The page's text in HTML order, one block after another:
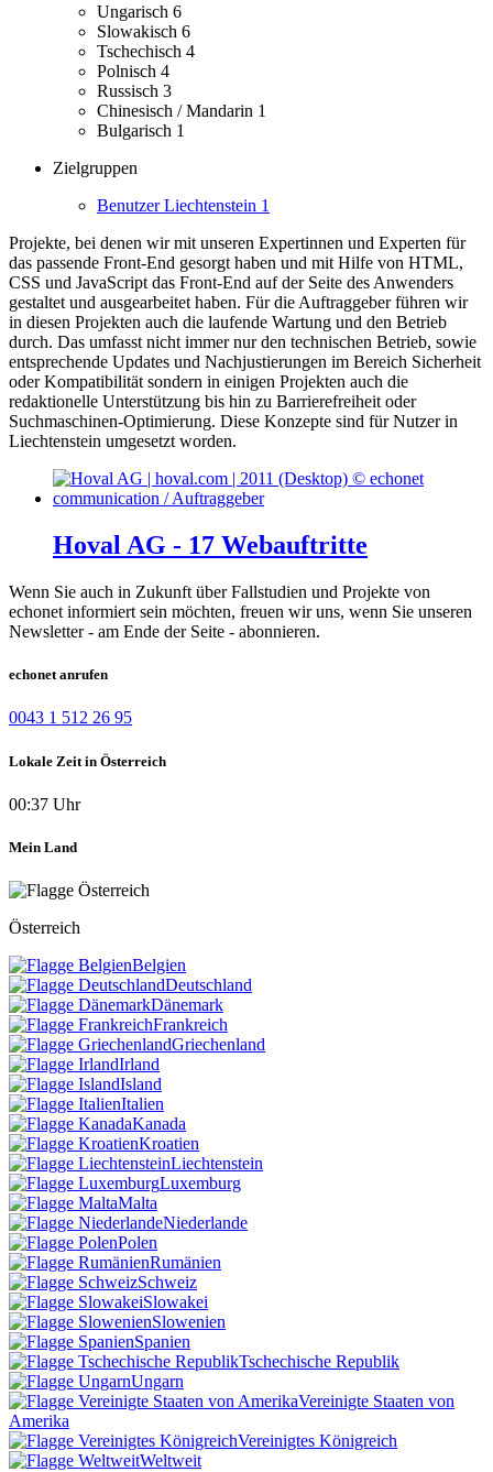
Ungarisch 6
Slowakisch 6
Tschechisch 4
Polnisch 4
Russisch 3
Chinesisch / Mandarin 1
Bulgarisch 1
Zielgruppen
Benutzer Liechtenstein 1
Projekte, bei denen wir mit unseren Expertinnen und Experten für
das passende Front-End gesorgt haben und mit Hilfe von HTML,
CSS und JavaScript das Front-End auf der Seite des Anwenders
gestaltet und ausgearbeitet haben. Für die Auftraggeber führen wir
in diesen Projekten auch die laufende Wartung und den Betrieb
durch. Das umfasst nicht immer nur den technischen Betrieb, sowie
entsprechende Updates und Nachjustierungen im Bereich Sicherheit
oder Kompatibilität sondern in einigen Projekten auch die
redaktionelle Unterstützung bis hin zu Barrierefreiheit oder
Suchmaschinen-Optimierung. Diese Konzepte sind für Nutzer in
Liechtenstein umgesetzt worden.
Hoval AG - 17 Webauftritte
Wenn Sie auch in Zukunft über Fallstudien und Projekte von
echonet informiert sein möchten, freuen wir uns, wenn Sie unseren
Newsletter - am Ende der Seite - abonnieren.
echonet anrufen
0043 1 512 26 95
Lokale Zeit in Österreich
00:37 Uhr
Mein Land
Österreich
Belgien
Deutschland
Dänemark
Frankreich
Griechenland
Irland
Island
Italien
Kanada
Kroatien
Liechtenstein
Luxemburg
Malta
Niederlande
Polen
Rumänien
Schweiz
Slowakei
Slowenien
Spanien
Tschechische Republik
Ungarn
Vereinigte Staaten von
Amerika
Vereinigtes Königreich
Weltweit